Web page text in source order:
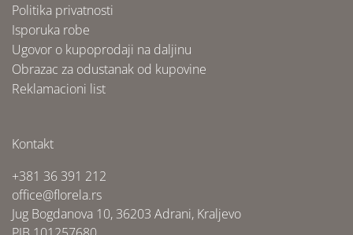
Politika privatnosti
Isporuka robe
Ugovor o kupoprodaji na daljinu
Obrazac za odustanak od kupovine
Reklamacioni list
Kontakt
+381 36 391 212
office@florela.rs
Jug Bogdanova 10, 36203 Adrani, Kraljevo